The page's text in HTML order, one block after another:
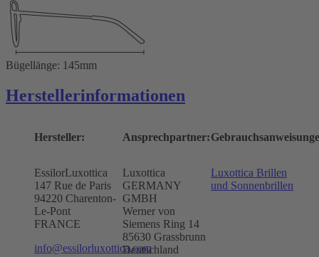
Bügellänge: 145mm
Herstellerinformationen
Hersteller:
EssilorLuxottica
147 Rue de Paris
94220 Charenton-
Le-Pont
FRANCE
info@essilorluxottica.com
Ansprechpartner:
Luxottica
GERMANY
GMBH
Werner von
Siemens Ring 14
85630 Grassbrunn
Deutschland
Luxottica Brillen
und Sonnenbrillen